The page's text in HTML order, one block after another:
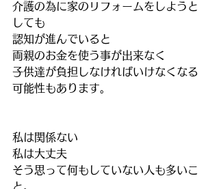
介護の為に家のリフォームをしようと
しても
認知が進んでいると
両親のお金を使う事が出来なく
子供達が負担しなければいけなくなる
可能性もあります。
私は関係ない
私は大丈夫
そう思って何もしていない人も多いこ
と。